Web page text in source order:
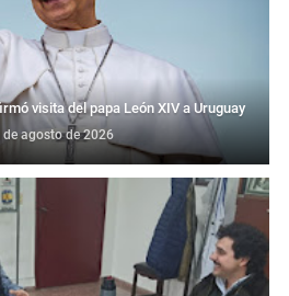
visita del papa León XIV a Uruguay
de agosto de 2026